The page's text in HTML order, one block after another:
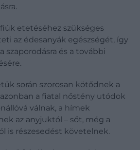
etetéséhez szükséges
az édesanyák egészségét, így
szaporodásra és a további
során szorosan kötődnek a
a fiatal nőstény utódok
válnak, a hímek
az anyjuktól – sőt, még a
is részesedést követelnek.